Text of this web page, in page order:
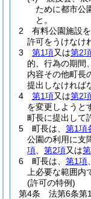
ために都市公
と。
2
有料公園施設
許可をうけなけ
3
第1項又は第2
的、行為の期間
内容その他町長
提出しなければ
4
第1項又は第2
を変更しようと
町長に提出して
5
町長は、 第1項
公園の利用に支
項
第2項又は
6
町長は、 第1項
上必要な範囲内
(許可の特例)
第4条
法第6条第